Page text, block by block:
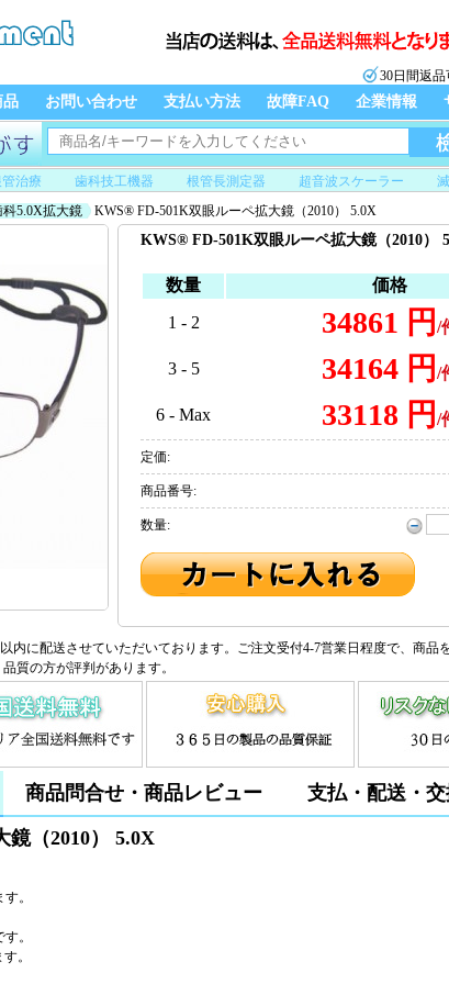
30日間返
品 お問い合わせ 支払い方法 故障FAQ 企業情報
治療 歯科技工機器 根管長測定器 超音波スケーラー
科5.0X拡大鏡 KWS® FD-501K双眼ルーペ拡大鏡（2010） 5.0X
KWS® FD-501K双眼ルーペ拡大鏡（2010）
数量
価格
1 - 2
34861 円 /
3 - 5 34164 円 /
6 - Max 33118 円 /
定価:
商品番号:
数量:
内に配送させていただいております。ご注文受付4-7営業日程度で、商品
質の方が評判があります。
商品問合せ・商品レビュー 支払・配送・
（2010） 5.0X
。
。
。